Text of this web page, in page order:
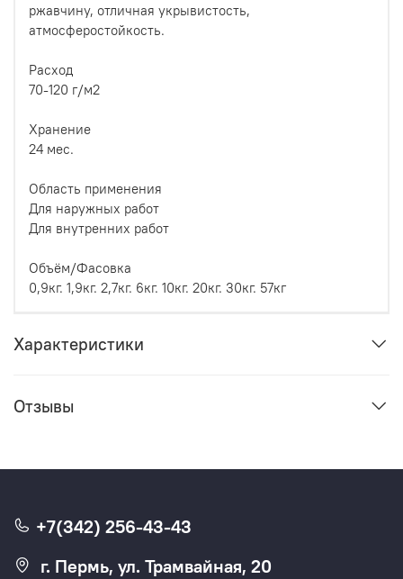
ржавчину, отличная укрывистость,
атмосферостойкость.
Расход
70-120 г/м2
Хранение
24 мес.
Область применения
Для наружных работ
Для внутренних работ
Объём/Фасовка
0,9кг. 1,9кг. 2,7кг. 6кг. 10кг. 20кг. 30кг. 57кг
Характеристики
Отзывы
+7(342) 256-43-43
г. Пермь, ул. Трамвайная, 20